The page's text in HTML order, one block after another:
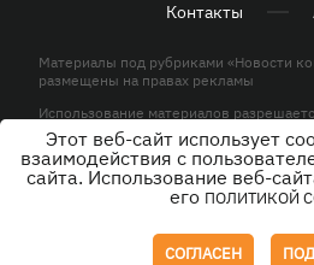
Контакты
Материалы под рубриками «Новости
размещены на правах рекламы
Использование материалов
активной гиперссылки на KP.UA в
© ООО «ЮЛАВ МЕДИА»,2026. Все
Этот веб-сайт использует
взаимодействия с
сайта. Использование веб-
его ПОЛИТИКОЙ
СОГЛАСЕН